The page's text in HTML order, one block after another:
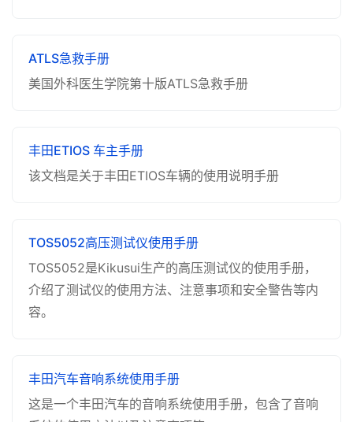
ATLS急救手册
美国外科医生学院第十版ATLS急救手册
丰田ETIOS 车主手册
该文档是关于丰田ETIOS车辆的使用说明手册
TOS5052高压测试仪使用手册
TOS5052是Kikusui生产的高压测试仪的使用手册，
介绍了测试仪的使用方法、注意事项和安全警告等内
容。
丰田汽车音响系统使用手册
这是一个丰田汽车的音响系统使用手册，包含了音响